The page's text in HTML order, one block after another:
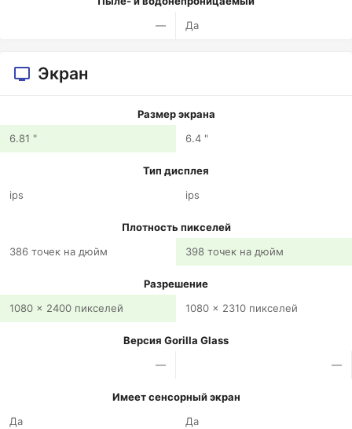
—
Да
Экран
Размер экрана
6.81 "
6.4 "
Тип дисплея
ips
ips
Плотность пикселей
386 точек на дюйм
398 точек на дюйм
Разрешение
1080 x 2400 пикселей
1080 x 2310 пикселей
Версия Gorilla Glass
—
—
Имеет сенсорный экран
Да
Да